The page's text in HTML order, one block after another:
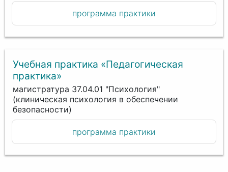
программа практики
Учебная практика «Педагогическая
практика»
магистратура 37.04.01 "Психология"
(клиническая психология в обеспечении
безопасности)
программа практики